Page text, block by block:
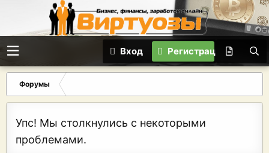
Вход Регистрация
Форумы
Упс! Мы столкнулись с некоторыми
проблемами.